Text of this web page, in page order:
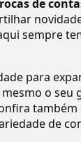
de
sempre
para
o
de